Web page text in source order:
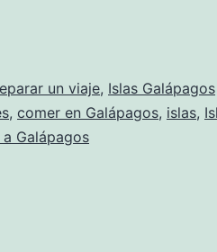
un viaje, Islas Galápagos
, comer en Galápagos, islas,
Galápagos